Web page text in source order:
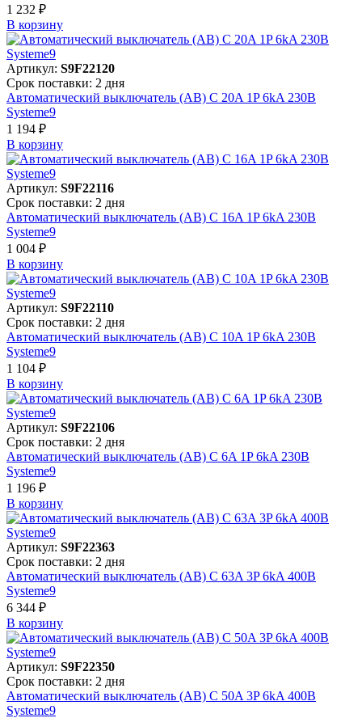
1 232 ₽
В корзинy
Артикул: S9F22120
Срок поставки: 2 дня
Автоматический выключатель (АВ) C 20A 1P 6kA 230В
Systeme9
1 194 ₽
В корзинy
Артикул: S9F22116
Срок поставки: 2 дня
Автоматический выключатель (АВ) C 16A 1P 6kA 230В
Systeme9
1 004 ₽
В корзинy
Артикул: S9F22110
Срок поставки: 2 дня
Автоматический выключатель (АВ) C 10A 1P 6kA 230В
Systeme9
1 104 ₽
В корзинy
Артикул: S9F22106
Срок поставки: 2 дня
Автоматический выключатель (АВ) C 6A 1P 6kA 230В
Systeme9
1 196 ₽
В корзинy
Артикул: S9F22363
Срок поставки: 2 дня
Автоматический выключатель (АВ) C 63A 3P 6kA 400В
Systeme9
6 344 ₽
В корзинy
Артикул: S9F22350
Срок поставки: 2 дня
Автоматический выключатель (АВ) C 50A 3P 6kA 400В
Systeme9